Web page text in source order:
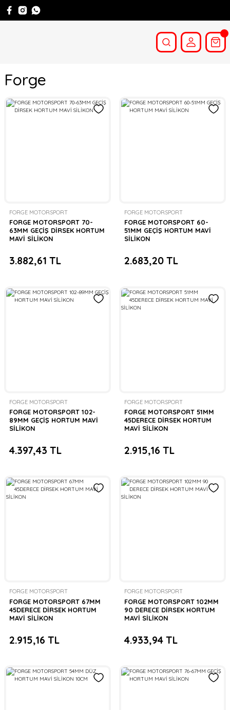
Forge
FORGE MOTORSPORT
FORGE MOTORSPORT 70-
63MM GEÇİŞ DİRSEK HORTUM
MAVİ SİLİKON
3.882,61 TL
FORGE MOTORSPORT
FORGE MOTORSPORT 60-
51MM GEÇİŞ HORTUM MAVİ
SİLİKON
2.683,20 TL
FORGE MOTORSPORT
FORGE MOTORSPORT 102-
89MM GEÇİŞ HORTUM MAVİ
SİLİKON
4.397,43 TL
FORGE MOTORSPORT
FORGE MOTORSPORT 51MM
45DERECE DİRSEK HORTUM
MAVİ SİLİKON
2.915,16 TL
FORGE MOTORSPORT
FORGE MOTORSPORT 67MM
45DERECE DİRSEK HORTUM
MAVİ SİLİKON
2.915,16 TL
FORGE MOTORSPORT
FORGE MOTORSPORT 102MM
90 DERECE DİRSEK HORTUM
MAVİ SİLİKON
4.933,94 TL